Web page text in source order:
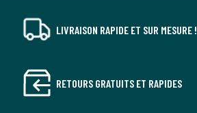
LIVRAISON RAPIDE ET SUR MESURE !
RETOURS GRATUITS ET RAPIDES